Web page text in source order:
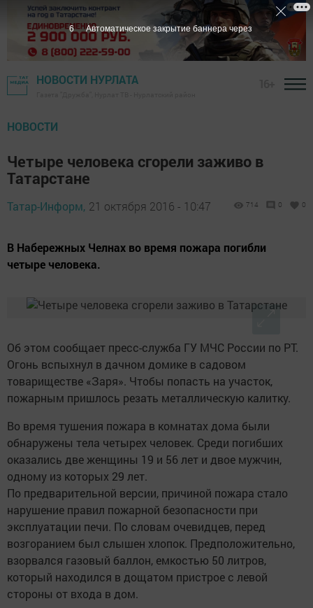
НОВОСТИ НУРЛАТА
НОВОСТИ
Четыре человека сгорели заживо в
Татарстане
Татар-Информ, 21 октября 2016 - 10:47 714 0 0
В Набережных Челнах во время пожара погибли
четыре человека.
Об этом сообщает пресс-служба ГУ МЧС России по РТ.
Огонь вспыхнул в дачном домике в садовом
товариществе «Заря». Чтобы попасть на участок,
пожарным пришлось резать металлическую калитку.
Во время тушения пожара в комнатах дома были
обнаружены тела четырех человек. Среди погибших
оказались две женщины 19 и 56 лет и двое мужчин,
одному из которых 29 лет.
По предварительной версии, причиной пожара стало
нарушение правил пожарной безопасности при
эксплуатации печи. По словам очевидцев, перед
возгоранием был слышен хлопок. Предположительно,
взорвался газовый баллон, емкостью 50 литров,
который находился в дощатом пристрое с левой
стороны от входа в дом.
5 Автоматическое закрытие баннера через